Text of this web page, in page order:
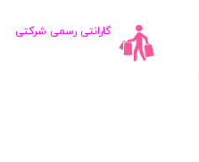
گارانتی رسمی شرکتی